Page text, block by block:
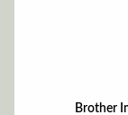
Brother